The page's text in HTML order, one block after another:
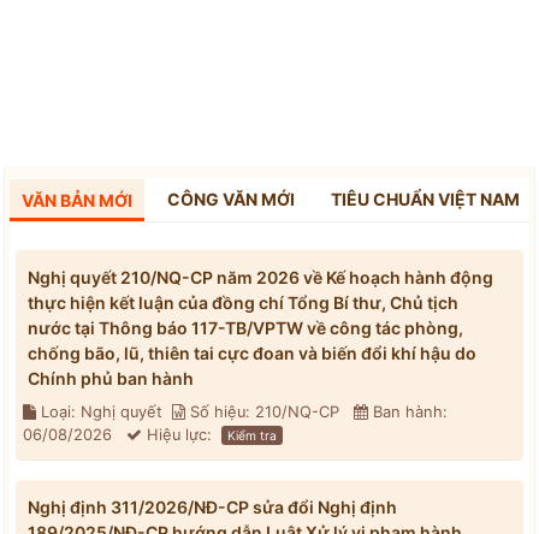
VĂN BẢN MỚI CÔNG VĂN MỚI TIÊU CHUẨN VIỆT NAM
Nghị quyết 210/NQ-CP năm 2026 về Kế hoạch hành động
thực hiện kết luận của đồng chí Tổng Bí thư, Chủ tịch
nước tại Thông báo 117-TB/VPTW về công tác phòng,
chống bão, lũ, thiên tai cực đoan và biến đổi khí hậu do
Chính phủ ban hành
Loại: Nghị quyết Số hiệu: 210/NQ-CP
Ban hành:
06/08/2026
Hiệu lực: Kiểm tra
Nghị định 311/2026/NĐ-CP sửa đổi Nghị định